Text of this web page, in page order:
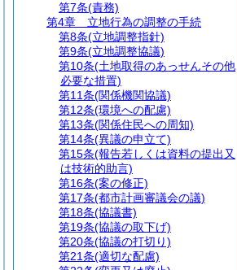
第7条(責務)
第4章
立地行為の調整の手続
第8条(立地調整指針)
第9条(立地調整協議)
第10条(土地取得のあっせんその他
必要な措置)
第11条(関係機関協議)
第12条(環境への配慮)
第13条(関係住民への周知)
第14条(異議の申立て)
第15条(報告若しくは資料の提出又
は技術的助言)
第16条(案の修正)
第17条(都市計画審議会の議)
第18条(協議書)
第19条(協議の取下げ)
第20条(協議の打切り)
第21条(適切な配慮)